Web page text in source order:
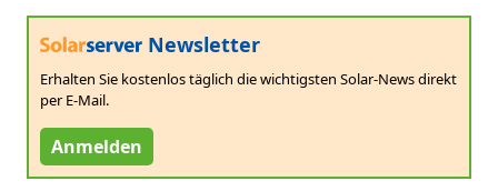
Newsletter
Erhalten Sie kostenlos täglich die wichtigsten Solar-News direkt
per E-Mail.
Anmelden